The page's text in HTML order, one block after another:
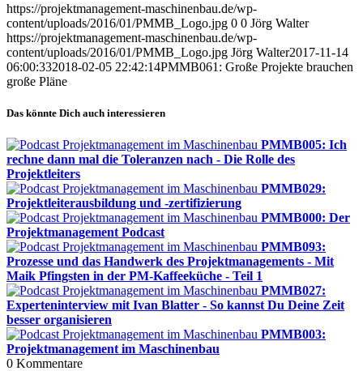
https://projektmanagement-maschinenbau.de/wp-
content/uploads/2016/01/PMMB_Logo.jpg 0 0 Jörg Walter
https://projektmanagement-maschinenbau.de/wp-
content/uploads/2016/01/PMMB_Logo.jpg Jörg Walter2017-11-14
06:00:332018-02-05 22:42:14PMMB061: Große Projekte brauchen
große Pläne
Das könnte Dich auch interessieren
PMMB005: Ich
rechne dann mal die Toleranzen nach - Die Rolle des
Projektleiters
PMMB029:
Projektleiterausbildung und -zertifizierung
PMMB000: Der
Projektmanagement Podcast
PMMB093:
Prozesse und das Handwerk des Projektmanagements - Mit
Maik Pfingsten in der PM-Kaffeeküche - Teil 1
PMMB027:
Experteninterview mit Ivan Blatter - So kannst Du Deine Zeit
besser organisieren
PMMB003:
Projektmanagement im Maschinenbau
0 Kommentare